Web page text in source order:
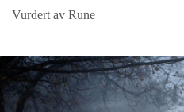
Vurdert av Rune